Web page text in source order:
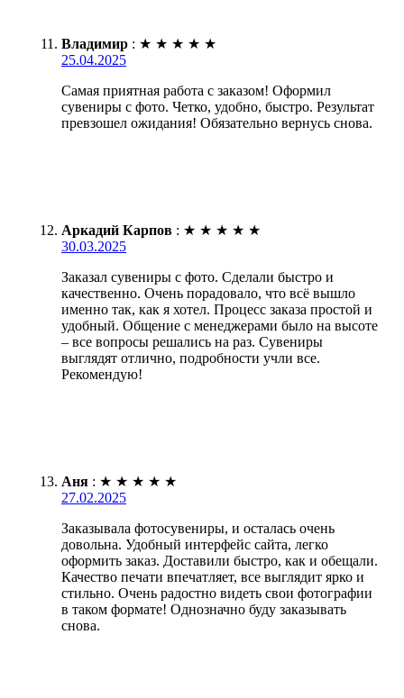
Владимир : ★ ★ ★ ★ ★
25.04.2025
Самая приятная работа с заказом! Оформил
сувениры с фото. Четко, удобно, быстро. Результат
превзошел ожидания! Обязательно вернусь снова.
Аркадий Карпов : ★ ★ ★ ★ ★
30.03.2025
Заказал сувениры с фото. Сделали быстро и
качественно. Очень порадовало, что всё вышло
именно так, как я хотел. Процесс заказа простой и
удобный. Общение с менеджерами было на высоте
– все вопросы решались на раз. Сувениры
выглядят отлично, подробности учли все.
Рекомендую!
Аня : ★ ★ ★ ★ ★
27.02.2025
Заказывала фотосувениры, и осталась очень
довольна. Удобный интерфейс сайта, легко
оформить заказ. Доставили быстро, как и обещали.
Качество печати впечатляет, все выглядит ярко и
стильно. Очень радостно видеть свои фотографии
в таком формате! Однозначно буду заказывать
снова.